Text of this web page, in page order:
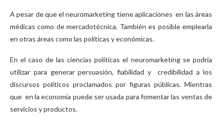
A pesar de que el neuromarketing tiene aplicaciones en las áreas
médicas como de mercadotécnica. También es posible emplearla
en otras áreas como las políticas y económicas.
En el caso de las ciencias políticas el neuromarketing se podría
utilizar para generar persuasión, fiabilidad y credibilidad a los
discursos políticos proclamados por figuras públicas. Mientras
que en la economía puede ser usada para fomentar las ventas de
servicios y productos.